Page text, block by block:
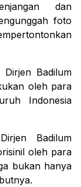
dan
foto
Badilum
oleh para
Indonesia
Badilum
oleh para
bukan hanya